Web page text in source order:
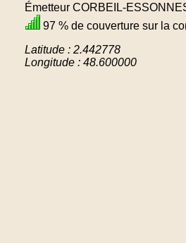
Émetteur CORBEIL-
97 % de couverture sur la
Latitude : 2.442778
Longitude : 48.600000